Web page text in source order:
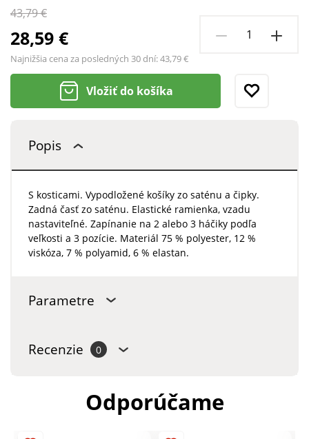
43,79 €
28,59 €
Najnižšia cena za posledných 30 dní:43,79 €
Vložiť do košíka
Popis
S kosticami. Vypodložené košíky zo saténu a čipky.
Zadná časť zo saténu. Elastické ramienka, vzadu
nastaviteľné. Zapínanie na 2 alebo 3 háčiky podľa
veľkosti a 3 pozície. Materiál 75 % polyester, 12 %
viskóza, 7 % polyamid, 6 % elastan.
Parametre
Recenzie 0
Odporúčame